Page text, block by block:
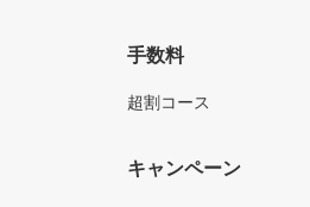
手数料
超割コース
キャンペーン